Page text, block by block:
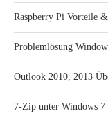
Raspberry Pi Vorteile
Problemlösung
Outlook 2010, 2013
7-Zip unter Windows